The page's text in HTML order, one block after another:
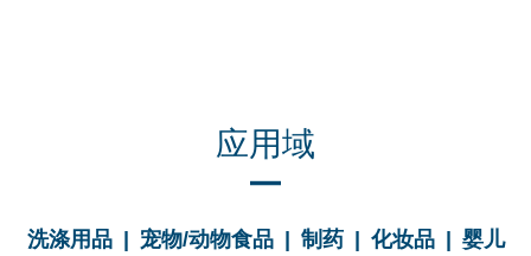
应用域
洗涤用品 | 宠物/动物食品 | 制药 | 化妆品 | 婴儿